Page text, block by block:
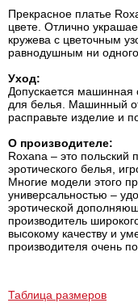
Прекрасное платье
цвете. Отлично
кружева с цветочным
равнодушным ни
Уход:
Допускается машинная
для белья. Машинный
расправьте изделие и
О производителе:
Roxana – это польский
эротического белья,
Многие модели этого
универсальностью –
эротической
производитель
высокому качеству и
производителя очень
Таблица размеров